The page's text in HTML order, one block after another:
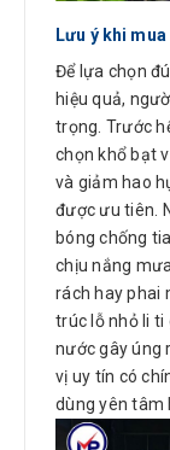
Lưu ý khi
Để lựa chọn
hiệu quả,
trọng. Trước
chọn khổ bạt
và giảm hao
được ưu tiên.
bóng chống
chịu nắng
rách hay phai
trúc lỗ nhỏ li ti
nước gây úng
vị uy tín có
dùng yên tâm